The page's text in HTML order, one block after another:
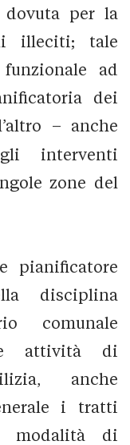
dovuta per la
illeciti; tale
ad
dei
– anche
interventi
zone del
pianificatore
disciplina
comunale
attività di
anche
i tratti
modalità di